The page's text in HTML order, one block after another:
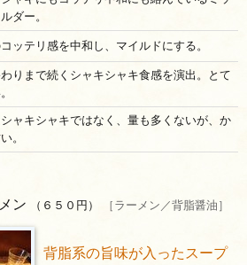
ダー。
ッテリ感を中和し、マイルドにする。
りまで続くシャキシャキ食感を演出。とて
ャキシャキではなく、量も多くないが、か
。
ン （６５０円） ［ラーメン／背脂醤油］
背脂系の旨味が入ったスープ